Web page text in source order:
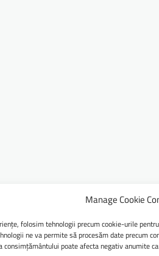
Manage Cookie
folosim tehnologii precum cookie-urile
ne va permite să procesăm date precum
consimțământului poate afecta negativ anumite